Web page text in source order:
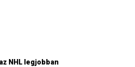
NHL legjobban